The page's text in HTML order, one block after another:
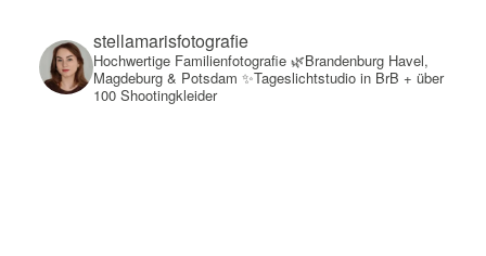
stellamarisfotografie
Hochwertige Familienfotografie🌿Brandenburg Havel,
Magdeburg & Potsdam ✨Tageslichtstudio in BrB + über
100 Shootingkleider